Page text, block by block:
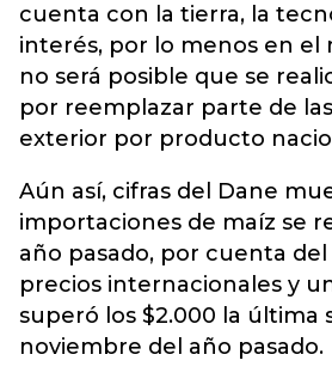
cuenta con la tierra, la
interés, por lo menos en el
no será posible que se
por reemplazar parte de
exterior por producto
Aún así, cifras del Dane
importaciones de maíz se
año pasado, por cuenta
precios internacionales y
superó los $2.000 la última
noviembre del año pasado.